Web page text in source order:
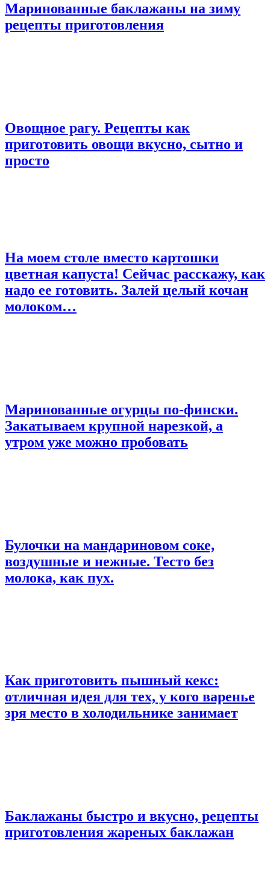
Маринованные баклажаны на зиму
рецепты приготовления
Овощное рагу. Рецепты как
приготовить овощи вкусно, сытно и
просто
На моем столе вместо картошки
цветная капуста! Сейчас расскажу, как
надо ее готовить. Залей целый кочан
молоком…
Маринованные огурцы по-фински.
Закатываем крупной нарезкой, а
утром уже можно пробовать
Булочки на мандариновом соке,
воздушные и нежные. Тесто без
молока, как пух.
Как приготовить пышный кекс:
отличная идея для тех, у кого варенье
зря место в холодильнике занимает
Баклажаны быстро и вкусно, рецепты
приготовления жареных баклажан